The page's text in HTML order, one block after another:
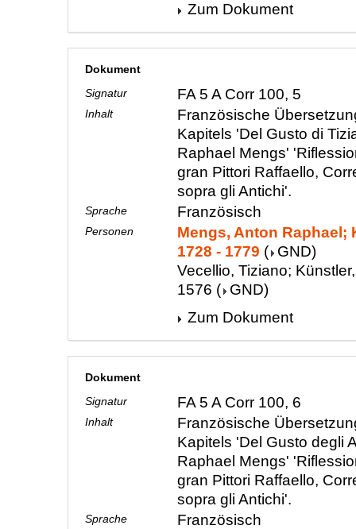
Zum Dokument
Dokument
Signatur
FA 5 A Corr 100, 5
Inhalt
Französische
Kapitels 'Del Gusto di
Raphael Mengs'
gran Pittori Raffaello,
sopra gli Antichi'.
Sprache Französisch
Personen
Mengs, Anton Raphael;
1728 - 1779 ( GND)
Vecellio, Tiziano;
1576 ( GND)
Zum Dokument
Dokument
Signatur
FA 5 A Corr 100, 6
Inhalt
Französische
Kapitels 'Del Gusto degli
Raphael Mengs'
gran Pittori Raffaello,
sopra gli Antichi'.
Sprache Französisch